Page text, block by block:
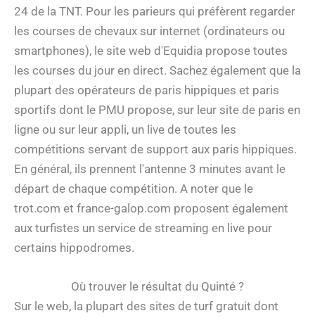
24 de la TNT. Pour les parieurs qui préfèrent regarder
les courses de chevaux sur internet (ordinateurs ou
smartphones), le site web d'Equidia propose toutes
les courses du jour en direct. Sachez également que la
plupart des opérateurs de paris hippiques et paris
sportifs dont le PMU propose, sur leur site de paris en
ligne ou sur leur appli, un live de toutes les
compétitions servant de support aux paris hippiques.
En général, ils prennent l'antenne 3 minutes avant le
départ de chaque compétition. A noter que le
trot.com et france-galop.com proposent également
aux turfistes un service de streaming en live pour
certains hippodromes.
Où trouver le résultat du Quinté ?
Sur le web, la plupart des sites de turf gratuit dont